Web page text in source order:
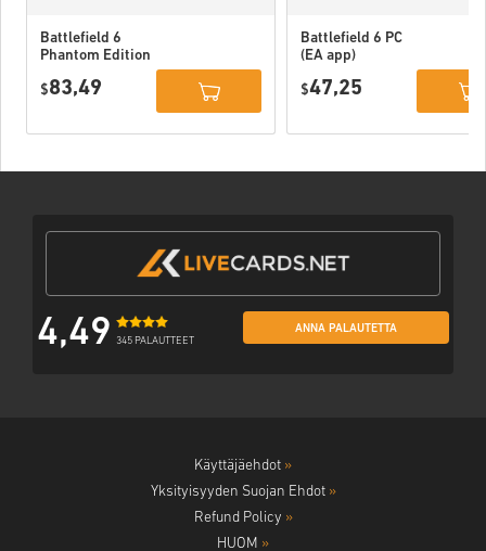
Battlefield 6
Phantom Edition
$83,49
Battlefield 6 PC
(EA app)
$47,25
4,49 345 PALAUTTEET
ANNA PALAUTETTA
Käyttäjäehdot »
Yksityisyyden Suojan Ehdot »
Refund Policy »
HUOM »